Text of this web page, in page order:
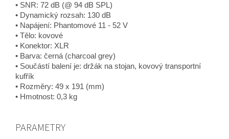
• SNR: 72 dB (@ 94 dB SPL)
• Dynamický rozsah: 130 dB
• Napájení: Phantomové 11 - 52 V
• Tělo: kovové
• Konektor: XLR
• Barva: černá (charcoal grey)
• Součástí balení je: držák na stojan, kovový transportní
kufřík
• Rozměry: 49 x 191 (mm)
• Hmotnost: 0,3 kg
PARAMETRY